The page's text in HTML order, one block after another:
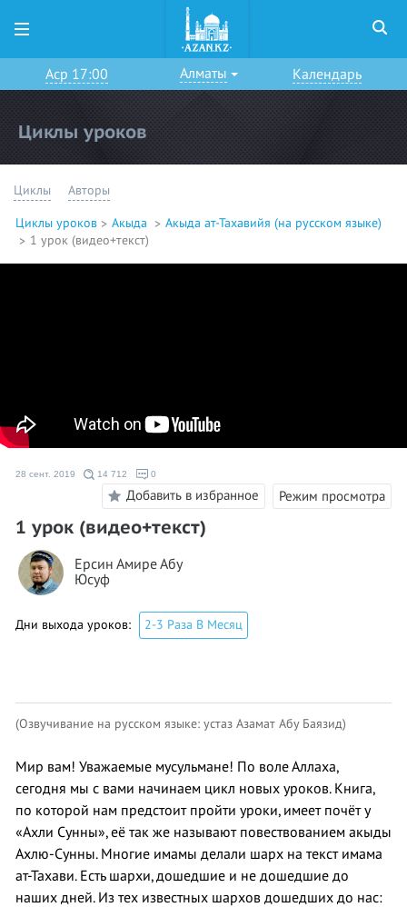
Аср 17:00 Алматы Календарь
Циклы уроков
Циклы Авторы
Циклы уроков Акыда
Акыда ат-Тахавийя (на русском языке)
1 урок (видео+текст)
28 сент. 2019 14 712 0
Добавить в избранное Режим просмотра
1 урок (видео+текст)
Ерсин Амире Абу
Юсуф
Дни выхода уроков: 2-3 Раза В Месяц
(Озвучивание на русском языке: устаз Азамат Абу Баязид)
Мир вам! Уважаемые мусульмане! По воле Аллаха,
сегодня мы с вами начинаем цикл новых уроков. Книга,
по которой нам предстоит пройти уроки, имеет почёт у
«Ахли Сунны», её так же называют повествованием акыды
Ахлю-Сунны. Многие имамы делали шарх на текст имама
ат-Тахави. Есть шархи, дошедшие и не дошедшие до
наших дней. Из тех известных шархов дошедших до нас: